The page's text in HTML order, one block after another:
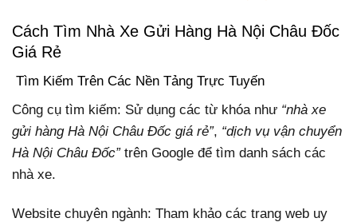
Cách Tìm Nhà Xe Gửi Hàng Hà Nội Châu Đốc
Giá Rẻ
Tìm Kiếm Trên Các Nền Tảng Trực Tuyến
Công cụ tìm kiếm: Sử dụng các từ khóa như “nhà xe
gửi hàng Hà Nội Châu Đốc giá rẻ”, “dịch vụ vận chuyển
Hà Nội Châu Đốc”trên Google để tìm danh sách các
nhà xe.
Website chuyên ngành: Tham khảo các trang web uy